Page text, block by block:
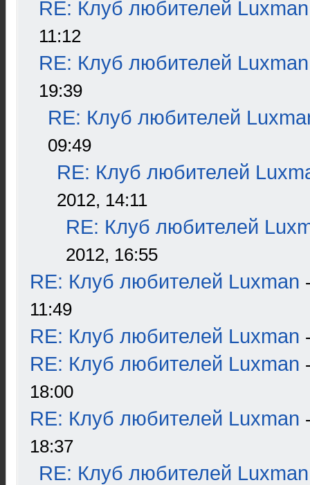
RE: Клуб любителей Luxman
11:12
RE: Клуб любителей Luxman
19:39
RE: Клуб любителей
09:49
RE: Клуб любителей
2012, 14:11
RE: Клуб любителей
2012, 16:55
RE: Клуб любителей Luxman
11:49
RE: Клуб любителей Luxman
RE: Клуб любителей Luxman
18:00
RE: Клуб любителей Luxman
18:37
RE: Клуб любителей Luxman